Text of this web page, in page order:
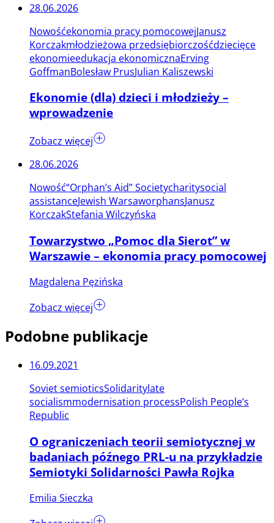
28.06.2026
Nowośćekonomia pracy pomocowejJanusz
Korczakmłodzieżowa przedsiębiorczośćdziecięce
ekonomieedukacja ekonomicznaErving
GoffmanBolesław PrusJulian Kaliszewski
Ekonomie (dla) dzieci i młodzieży –
wprowadzenie
Zobacz więcej
28.06.2026
Nowość“Orphan’s Aid” Societycharitysocial
assistanceJewish WarsaworphansJanusz
KorczakStefania Wilczyńska
Towarzystwo „Pomoc dla Sierot” w
Warszawie – ekonomia pracy pomocowej
Magdalena Pęzińska
Zobacz więcej
Podobne publikacje
16.09.2021
Soviet semioticsSolidaritylate
socialismmodernisation processPolish People’s
Republic
O ograniczeniach teorii semiotycznej w
badaniach późnego PRL-u na przykładzie
Semiotyki Solidarności Pawła Rojka
Emilia Sieczka